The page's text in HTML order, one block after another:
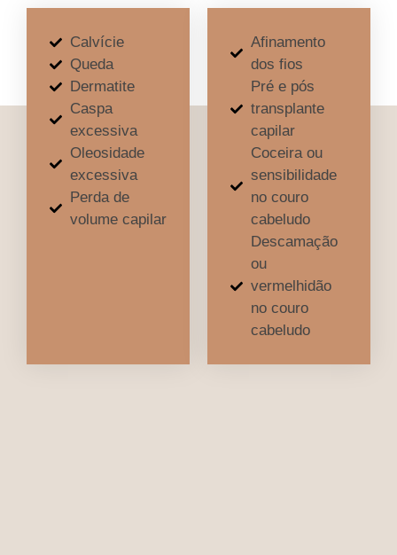
Calvície
Queda
Dermatite
Caspa
excessiva
Oleosidade
excessiva
Perda de
volume capilar
Afinamento
dos fios
Pré e pós
transplante
capilar
Coceira ou
sensibilidade
no couro
cabeludo
Descamação
ou
vermelhidão
no couro
cabeludo